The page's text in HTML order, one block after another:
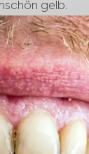
gelb.